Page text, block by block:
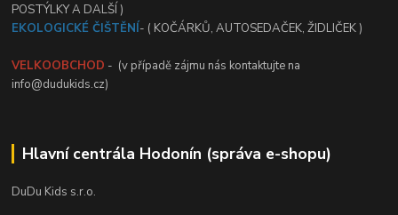
POSTÝLKY A DALŠÍ )
EKOLOGICKÉ ČIŠTĚNÍ- ( KOČÁRKŮ, AUTOSEDAČEK, ŽIDLIČEK )
VELKOOBCHOD - (v případě zájmu nás kontaktujte na
info@dudukids.cz)
Hlavní centrála Hodonín (správa e-shopu)
DuDu Kids s.r.o.